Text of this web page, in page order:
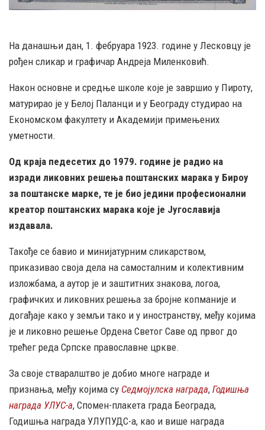
На данашњи дан, 1. фебруара 1923. године у Лесковцу је
рођен сликар и графичар Андреја Миленковић.
Након основне и средње школе које је завршио у Пироту,
матурирао је у Белој Паланци и у Београду студирао на
Економском факултету и Академији примењених
уметности.
Од краја педесетих до 1979. године је радио на
изради ликовних решења поштанских марака у Бироу
за поштанске марке, те је био једини професионални
креатор поштанских марака које је Југославија
издавала.
Такође се бавио и минијатурним сликарством,
приказивао своја дела на самосталним и колективним
изложбама, а аутор је и заштитних знакова, логоа,
графичких и ликовних решења за бројне копманије и
догађаје како у земљи тако и у иностранству, међу којима
је и ликовно решење Ордена Светог Саве од првог до
трећег реда Српске православне цркве.
За своје стваралштво је добио многе награде и
признања, међу којима су Седмојулска награда, Годишња
награда УЛУС-а, Спомен-плакета града Београда,
Годишња награда УЛУПУДС-а, као и више награда